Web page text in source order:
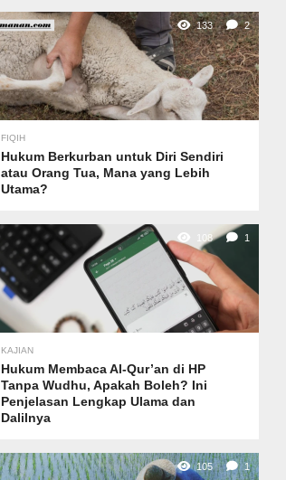
133 2
FIQIH
Hukum Berkurban untuk Diri Sendiri
atau Orang Tua, Mana yang Lebih
Utama?
108 1
KAJIAN
Hukum Membaca Al-Qur’an di HP
Tanpa Wudhu, Apakah Boleh? Ini
Penjelasan Lengkap Ulama dan
Dalilnya
105 1